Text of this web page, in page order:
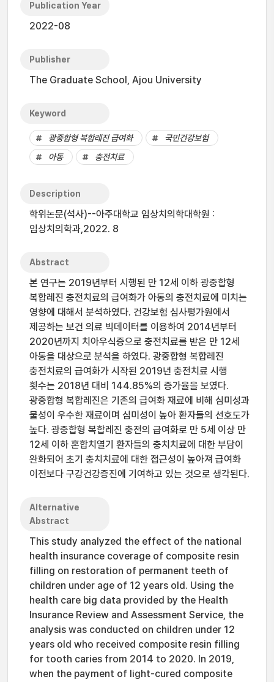
Publication Year
2022-08
Publisher
The Graduate School, Ajou University
Keyword
광중합형 복합레진 급여화
국민건강보험
아동
충전치료
Description
학위논문(석사)--아주대학교 임상치의학대학원 :
임상치의학과,2022. 8
Abstract
본 연구는 2019년부터 시행된 만 12세 이하 광중합형
복합레진 충전치료의 급여화가 아동의 충전치료에 미치는
영향에 대해서 분석하였다. 건강보험 심사평가원에서
제공하는 보건 의료 빅데이터를 이용하여 2014년부터
2020년까지 치아우식증으로 충전치료를 받은 만 12세
아동을 대상으로 분석을 하였다. 광중합형 복합레진
충전치료의 급여화가 시작된 2019년 충전치료 시행
횟수는 2018년 대비 144.85%의 증가율을 보였다.
광중합형 복합레진은 기존의 급여화 재료에 비해 심미성과
물성이 우수한 재료이며 심미성이 높아 환자들의 선호도가
높다. 광중합형 복합레진 충전의 급여화로 만 5세 이상 만
12세 이하 혼합치열기 환자들의 충치치료에 대한 부담이
완화되어 초기 충치치료에 대한 접근성이 높아져 급여화
이전보다 구강건강증진에 기여하고 있는 것으로 생각된다.
Alternative
Abstract
This study analyzed the effect of the national
health insurance coverage of composite resin
filling on restoration of permanent teeth of
children under age of 12 years old. Using the
health care big data provided by the Health
Insurance Review and Assessment Service, the
analysis was conducted on children under 12
years old who received composite resin filling
for tooth caries from 2014 to 2020. In 2019,
when the payment of light-cured composite